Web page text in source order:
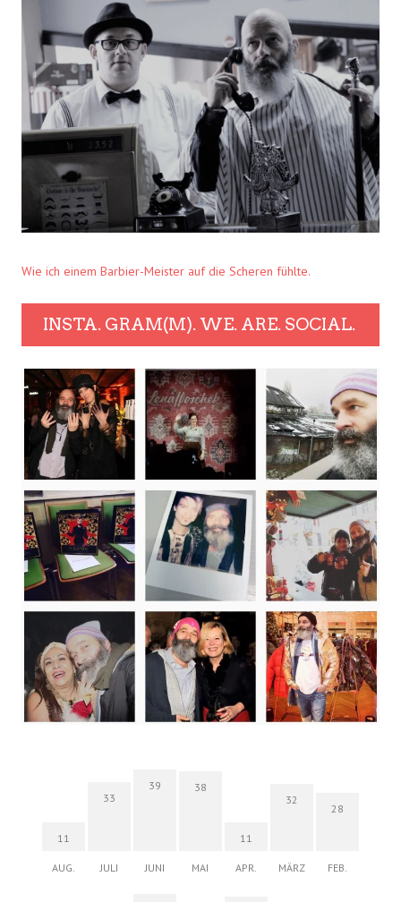
Wie ich einem Barbier-Meister auf die Scheren fühlte.
INSTA. GRAM(M). WE. ARE. SOCIAL.
11
AUG.
33
JULI
39
JUNI
38
MAI
11
APR.
32
MÄRZ
28
FEB.